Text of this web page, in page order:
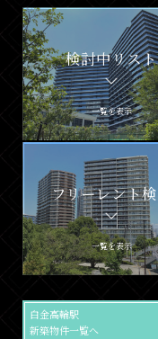
検討中リスト
一覧を表示
フリーレント
一覧を表示
白金高輪駅
新築物件一覧へ